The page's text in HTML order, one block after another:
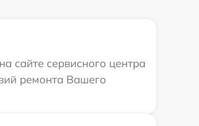
сайте сервисного центра
ремонта Вашего